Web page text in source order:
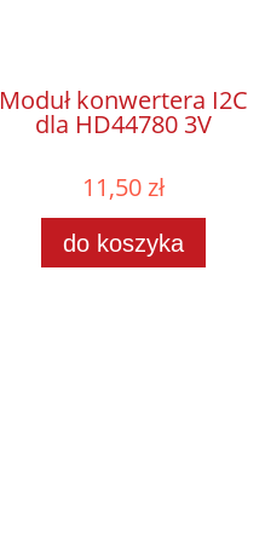
Moduł konwertera I2C
dla HD44780 3V
11,50 zł
do koszyka